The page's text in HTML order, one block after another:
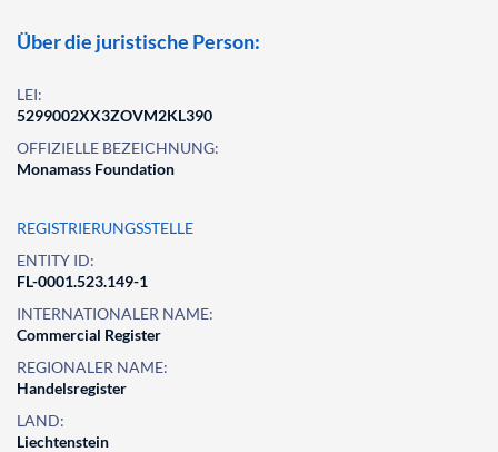
Über die juristische Person:
LEI:
5299002XX3ZOVM2KL390
OFFIZIELLE BEZEICHNUNG:
Monamass Foundation
REGISTRIERUNGSSTELLE
ENTITY ID:
FL-0001.523.149-1
INTERNATIONALER NAME:
Commercial Register
REGIONALER NAME:
Handelsregister
LAND:
Liechtenstein